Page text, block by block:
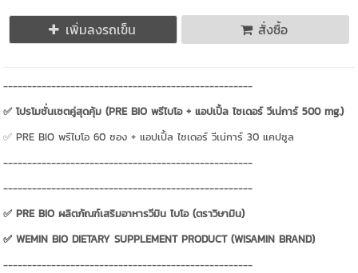
เพิ่มลงรถเข็น สั่งซื้อ
----------------------------------------------------
✅ โปรโมชั่นเซตคู่สุดคุ้ม (PRE BIO พรีไบโอ + แอปเปิ้ล ไซเดอร์ วีเน่การ์ 500 mg.)
✅ PRE BIO พรีไบโอ 60 ซอง + แอปเปิ้ล ไซเดอร์ วีเน่การ์ 30 แคปซูล
----------------------------------------------------
----------------------------------------------------
✅ PRE BIO ผลิตภัณฑ์เสริมอาหารวีมิน ไบโอ (ตราวิษามิน)
✅WEMIN BIO DIETARY SUPPLEMENT PRODUCT (WISAMIN BRAND)
----------------------------------------------------